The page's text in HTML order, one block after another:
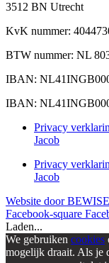
3512 BN Utrecht
KvK nummer:
BTW nummer: NL
IBAN:
IBAN:
Privacy
Jacob
Privacy
Jacob
Website door
Facebook-square
Laden...
We gebruiken cookies
mogelijk draait. Als je